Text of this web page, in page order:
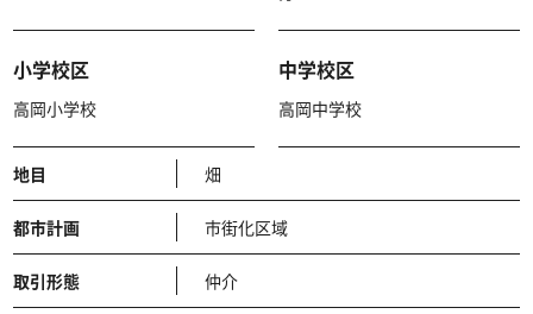
小学校区
高岡小学校
中学校区
高岡中学校
地目 畑
都市計画 市街化区域
取引形態 仲介